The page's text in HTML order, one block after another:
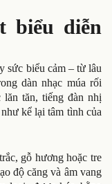
biểu diễn
sức biểu cảm – từ lâu
dàn nhạc múa rối
tăn, tiếng đàn nhị
kể lại tâm tình của
gỗ hương hoặc tre
độ căng và âm vang